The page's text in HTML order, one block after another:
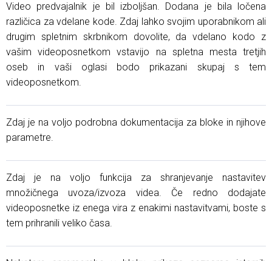
Video predvajalnik je bil izboljšan. Dodana je bila ločena
različica za vdelane kode. Zdaj lahko svojim uporabnikom ali
drugim spletnim skrbnikom dovolite, da vdelano kodo z
vašim videoposnetkom vstavijo na spletna mesta tretjih
oseb in vaši oglasi bodo prikazani skupaj s tem
videoposnetkom.
Zdaj je na voljo podrobna dokumentacija za bloke in njihove
parametre.
Zdaj je na voljo funkcija za shranjevanje nastavitev
množičnega uvoza/izvoza videa. Če redno dodajate
videoposnetke iz enega vira z enakimi nastavitvami, boste s
tem prihranili veliko časa.